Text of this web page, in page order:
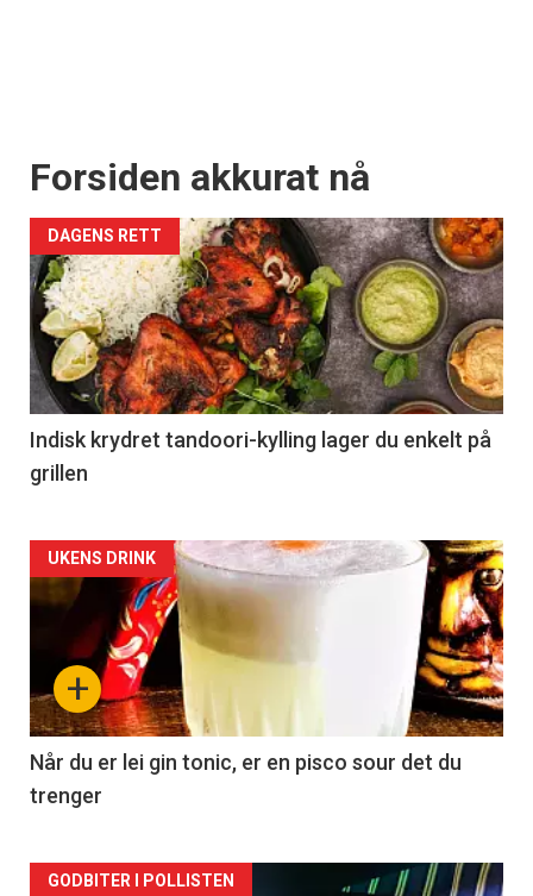
Forsiden akkurat nå
DAGENS RETT
Indisk krydret tandoori-kylling lager du enkelt på
grillen
Forsiden
akkurat
nå
-
2
+
UKENS DRINK
Når du er lei gin tonic, er en pisco sour det du
trenger
Forsiden
GODBITER I POLLISTEN